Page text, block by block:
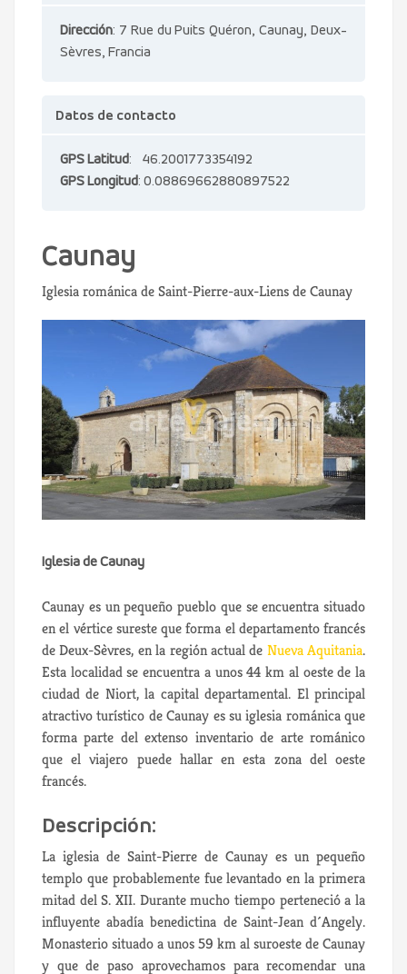
Dirección: 7 Rue du Puits Quéron, Caunay, Deux-
Sèvres, Francia
Datos de contacto
GPS Latitud: 46.2001773354192
GPS Longitud: 0.08869662880897522
Caunay
Iglesia románica de Saint-Pierre-aux-Liens de Caunay
Iglesia de Caunay
Caunay es un pequeño pueblo que se encuentra situado
en el vértice sureste que forma el departamento francés
de Deux-Sèvres, en la región actual de Nueva Aquitania.
Esta localidad se encuentra a unos 44 km al oeste de la
ciudad de Niort, la capital departamental. El principal
atractivo turístico de Caunay es su iglesia románica que
forma parte del extenso inventario de arte románico
que el viajero puede hallar en esta zona del oeste
francés.
Descripción:
La iglesia de Saint-Pierre de Caunay es un pequeño
templo que probablemente fue levantado en la primera
mitad del S. XII. Durante mucho tiempo perteneció a la
influyente abadía benedictina de Saint-Jean d´Angely.
Monasterio situado a unos 59 km al suroeste de Caunay
y que de paso aprovechamos para recomendar una